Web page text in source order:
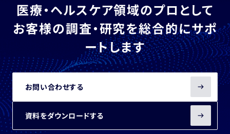
医療・ヘルスケア領域のプロとして
お客様の調査・研究を総合的にサポ
ートします
お問い合わせする
資料をダウンロードする